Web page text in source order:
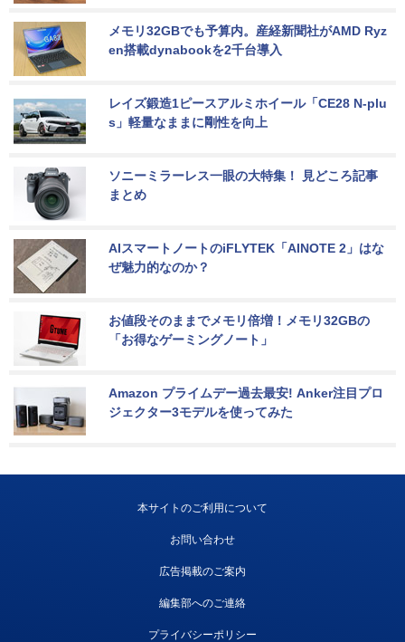
メモリ32GBでも予算内。産経新聞社がAMD Ryz
en搭載dynabookを2千台導入
レイズ鍛造1ピースアルミホイール「CE28 N-plu
s」軽量なままに剛性を向上
ソニーミラーレス一眼の大特集！ 見どころ記事
まとめ
AIスマートノートのiFLYTEK「AINOTE 2」はな
ぜ魅力的なのか？
お値段そのままでメモリ倍増！メモリ32GBの
「お得なゲーミングノート」
Amazon プライムデー過去最安! Anker注目プロ
ジェクター3モデルを使ってみた
本サイトのご利用について
お問い合わせ
広告掲載のご案内
編集部へのご連絡
プライバシーポリシー